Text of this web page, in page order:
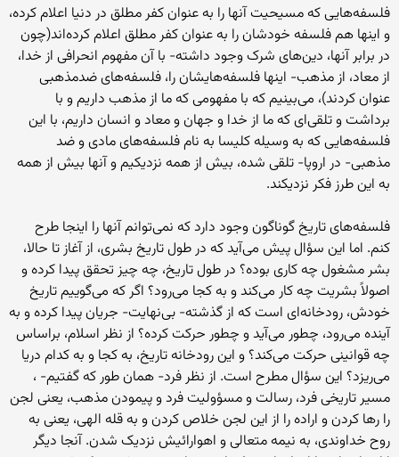
فلسفه‌هایی که مسیحیت آنها را به عنوان کفر مطلق در دنیا اعلام کرده،
و اینها هم فلسفه خودشان را به عنوان کفر مطلق اعلام کرده‌اند(چون
در برابر آنها، دین‌های شرک وجود داشته- با آن مفهوم انحرافی از خدا،
از معاد، از مذهب- اینها فلسفه‌هایشان را، فلسفه‌های ضدمذهبی
عنوان کردند)، می‌بینیم که با مفهومی که ما از مذهب داریم و با
برداشت و تلقی‌ای که ما از خدا و جهان و معاد و انسان داریم، با این
فلسفه‌هایی که به وسیله کلیسا به نام فلسفه‌های مادی و ضد
مذهبی- در اروپا- تلقی شده، بیش از همه نزدیکیم و آنها بیش از همه
به این طرز فکر نزدیکند.
فلسفه‌های تاریخ گوناگون وجود دارد که نمی‌توانم آنها را اینجا طرح
کنم. اما این سؤال پیش می‌آید که در طول تاریخ بشری، از آغاز تا حالا،
بشر مشغول چه کاری بوده؟ در طول تاریخ، چه چیز تحقق پیدا کرده و
اصولاً بشریت چه کار می‌کند و به کجا می‌رود؟ اگر که می‌گوییم تاریخ
خودش، رودخانه‌ای است که از گذشته- بی‌نهایت- جریان پیدا کرده و به
آینده می‌رود، چطور می‌آید و چطور حرکت کرده؟ از نظر اسلام، براساس
چه قوانینی حرکت می‌کند؟ و این رودخانه تاریخ، به کجا و به کدام دریا
می‌ریزد؟ این سؤال مطرح است. از نظر فرد- همان طور که گفتیم- ،
مسیر تاریخی فرد، رسالت و مسؤولیت فرد و پیمودن مذهب، یعنی لجن
را رها کردن و اراده را از این لجن خلاص کردن و به قله الهی، یعنی به
روح خداوندی، به نیمه متعالی و اهوارائیش نزدیک شدن. آنجا دیگر